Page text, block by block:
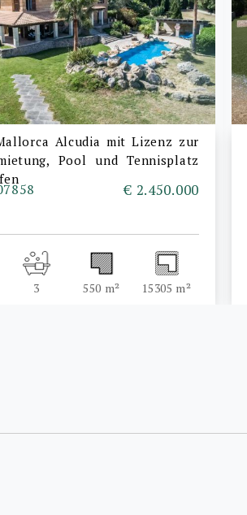
Alcudia mit Lizenz zur
Pool und Tennisplatz
€ 2.450.000
3 550 m² 15305 m²